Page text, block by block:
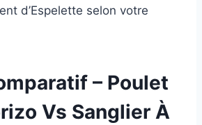
d’Espelette selon votre
– Poulet
Vs Sanglier À